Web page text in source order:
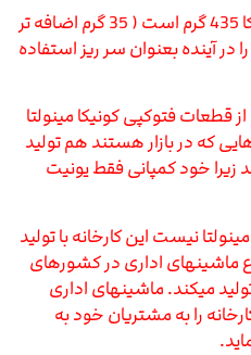
وزن خالص این پودر دولوپر کونیکا 435 گرم است ( 35 گرم اضافه تر
شما میتوانید این 35 گرم را در آینده بعنوان سر ریز استفاده
قطعات فتوکپی کونیکا مینولتا
که در بازار هستند هم تولید
زیرا خود کمپانی فقط یونیت
نیست این کارخانه با تولید
ماشینهای اداری در کشورهای
میکند. ماشینهای اداری
را به مشتریان خود به